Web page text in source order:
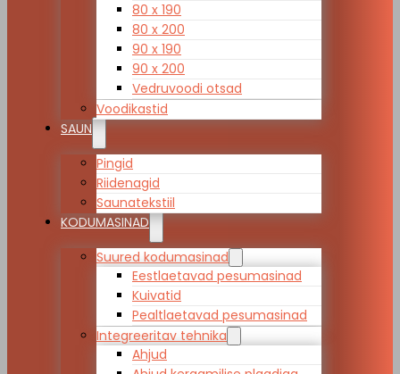
80 x 190
80 x 200
90 x 190
90 x 200
Vedruvoodi otsad
Voodikastid
SAUN
Pingid
Riidenagid
Saunatekstiil
KODUMASINAD
Suured kodumasinad
Eestlaetavad pesumasinad
Kuivatid
Pealtlaetavad pesumasinad
Integreeritav tehnika
Ahjud